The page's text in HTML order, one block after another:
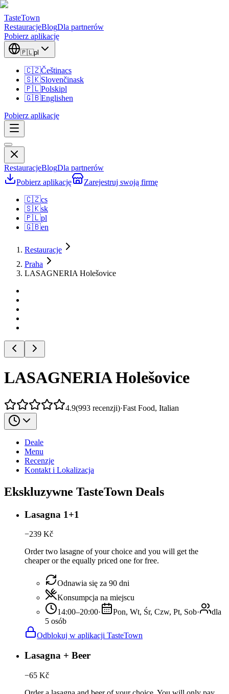
TasteTown
RestauracjeBlogDla partnerów
Pobierz aplikację
🇵🇱pl
🇨🇿Češtinacs
🇸🇰Slovenčinask
🇵🇱Polskipl
🇬🇧Englishen
Pobierz aplikację
RestauracjeBlogDla partnerów
Pobierz aplikację
Zarejestruj swoją firmę
🇨🇿cs
🇸🇰sk
🇵🇱pl
🇬🇧en
Restauracje
Praha
LASAGNERIA Holešovice
LASAGNERIA Holešovice
4.9(993 recenzji)·Fast Food, Italian
Deale
Menu
Recenzje
Kontakt i Lokalizacja
Ekskluzywne TasteTown Deals
Lasagna 1+1
−239 Kč
Order two lasagne of your choice and you will get the
cheaper or the equally priced one for free.
Odnawia się za 90 dni
Konsumpcja na miejscu
14:00–20:00· Pon, Wt, Śr, Czw, Pt, Sob·
dla
5 osób
Odblokuj w aplikacji TasteTown
Lasagna + Beer
−65 Kč